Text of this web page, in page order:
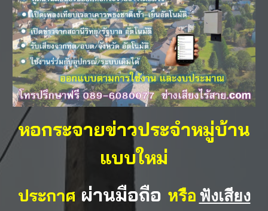
หอกระจายข่าวประจำหมู่บ้าน
แบบใหม่
ประกาศ ผ่านมือถือ หรือ ฟังเสียง